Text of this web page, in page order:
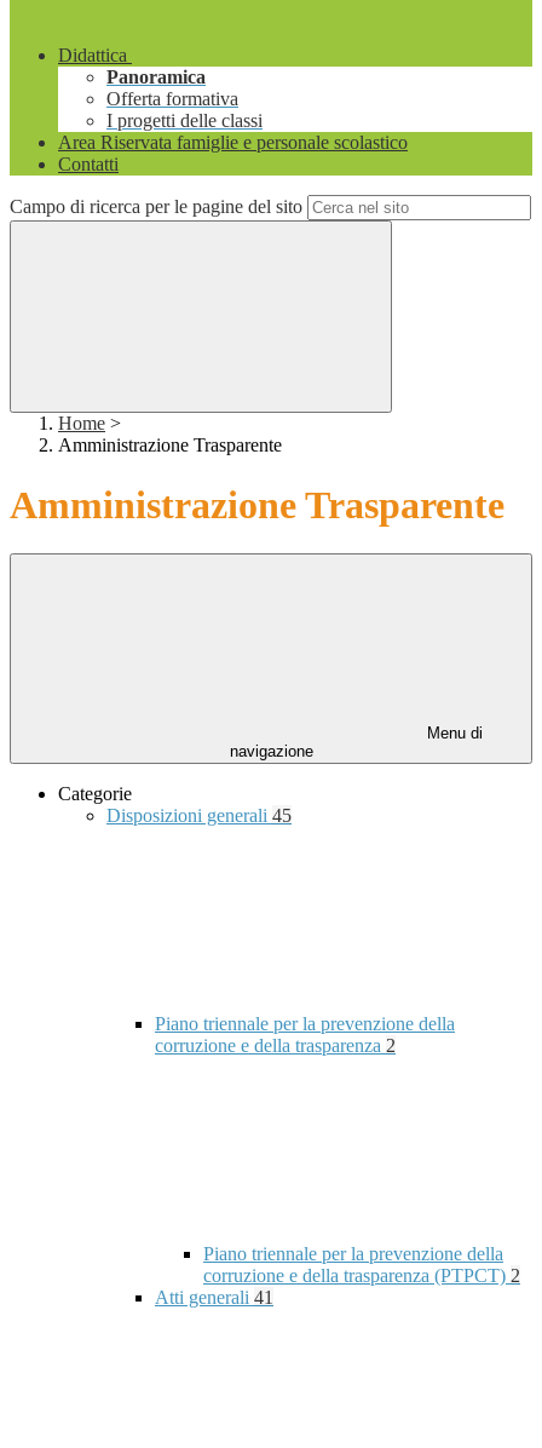
Didattica
Panoramica
Offerta formativa
I progetti delle classi
Area Riservata famiglie e personale scolastico
Contatti
Campo di ricerca per le pagine del sito
Home >
Amministrazione Trasparente
Amministrazione Trasparente
Menu di
navigazione
Categorie
Disposizioni generali 45
Piano triennale per la prevenzione della
corruzione e della trasparenza 2
Piano triennale per la prevenzione della
corruzione e della trasparenza (PTPCT) 2
Atti generali 41